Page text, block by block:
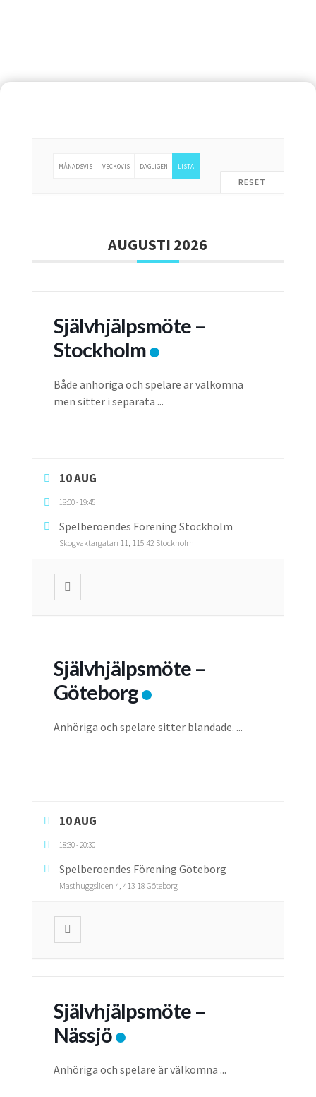
RESET
MÅNADSVIS VECKOVIS DAGLIGEN LISTA
AUGUSTI 2026
Självhjälpsmöte –
Stockholm
Både anhöriga och spelare är välkomna
men sitter i separata ...
10 AUG
18:00-19:45
Spelberoendes Förening Stockholm
Skogvaktargatan 11, 115 42 Stockholm
Självhjälpsmöte –
Göteborg
Anhöriga och spelare sitter blandade. ...
10 AUG
18:30- 20:30
Spelberoendes Förening Göteborg
Masthuggsliden 4, 413 18 Göteborg
Självhjälpsmöte –
Nässjö
Anhöriga och spelare är välkomna ...